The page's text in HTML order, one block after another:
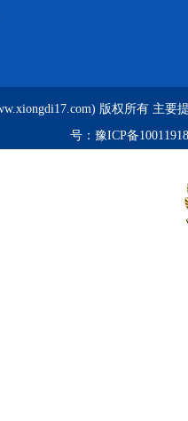
版权所有 主要
号： 豫ICP备